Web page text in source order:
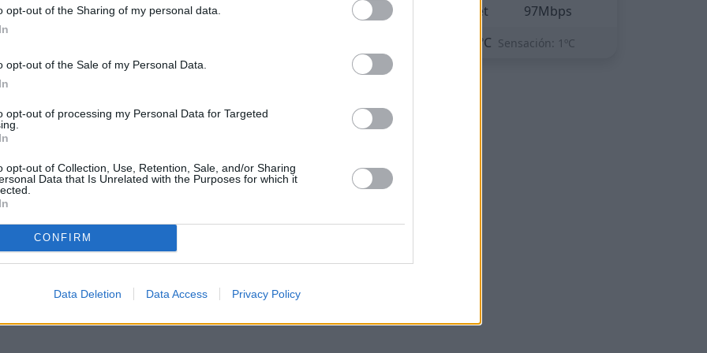
opt-out of the Sharing of my personal data.
opt-out of the Sale of my Personal Data.
opt-out of processing my Personal Data for Targeted
opt-out of Collection, Use, Retention, Sale, and/or Sharing
Data that Is Unrelated with the Purposes for which it
CONFIRM
Data Deletion Data Access Privacy Policy
77Mbps
Internet
Internet
97Mbps
3ºC Sensación: 1ºC